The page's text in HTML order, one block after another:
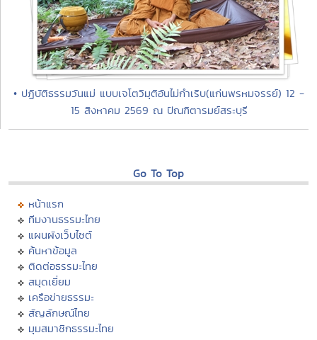
• ปฏิบัติธรรมวันแม่ แบบเจโตวิมุติอันไม่กำเริบ(แก่นพรหมจรรย์) 12 -
15 สิงหาคม 2569 ณ ปัณฑิตารมย์สระบุรี
Go To Top
หน้าแรก
ทีมงานธรรมะไทย
แผนผังเว็บไซต์
ค้นหาข้อมูล
ติดต่อธรรมะไทย
สมุดเยี่ยม
เครือข่ายธรรมะ
สัญลักษณ์ไทย
มุมสมาชิกธรรมะไทย